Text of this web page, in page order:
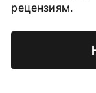
рецензиям.